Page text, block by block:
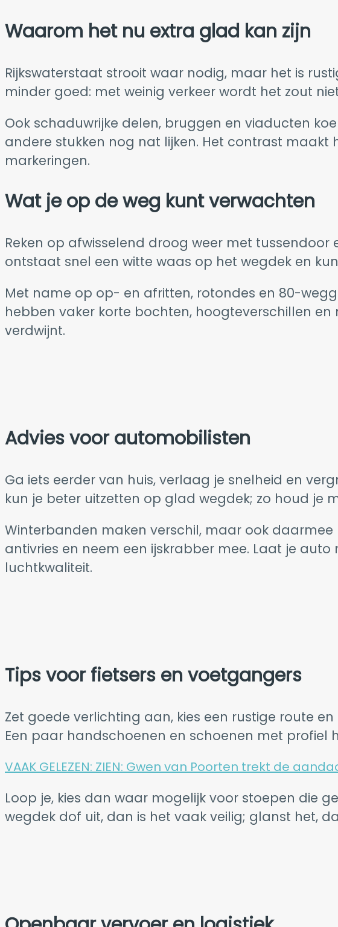
Waarom het nu extra glad kan zijn
Rijkswaterstaat strooit waar nodig, maar het is
minder goed: met weinig verkeer wordt het zout
Ook schaduwrijke delen, bruggen en viaducten
andere stukken nog nat lijken. Het contrast maakt
markeringen.
Wat je op de weg kunt verwachten
Reken op afwisselend droog weer met tussendoor
ontstaat snel een witte waas op het wegdek en
Met name op op- en afritten, rotondes en 80-
hebben vaker korte bochten, hoogteverschillen
verdwijnt.
Advies voor automobilisten
Ga iets eerder van huis, verlaag je snelheid en
kun je beter uitzetten op glad wegdek; zo houd je
Winterbanden maken verschil, maar ook
antivries en neem een ijskrabber mee. Laat je
luchtkwaliteit.
Tips voor fietsers en voetgangers
Zet goede verlichting aan, kies een rustige route
Een paar handschoenen en schoenen met profiel
VAAK GELEZEN: ZIEN: Gwen van Poorten trekt de
Loop je, kies dan waar mogelijk voor stoepen die
wegdek dof uit, dan is het vaak veilig; glanst het,